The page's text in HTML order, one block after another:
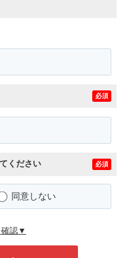
必須
ください 必須
同意しない
確認▼